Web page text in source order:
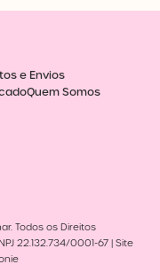
e Envios
Quem Somos
Todos os Direitos
22.132.734/0001-67 | Site